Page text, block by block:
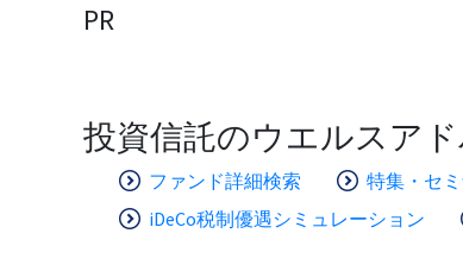
PR
投資信託のウエルスア
ファンド詳細検索 特集・セ
iDeCo税制優遇シミュレーション